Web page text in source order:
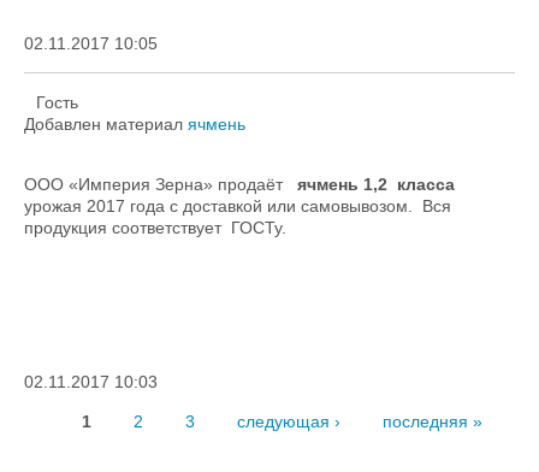
02.11.2017 10:05
Гость
Добавлен материал ячмень
ООО «Империя Зерна» продаёт ячмень 1,2 класса
урожая 2017 года с доставкой или самовывозом. Вся
продукция соответствует ГОСТу.
02.11.2017 10:03
1 2 3 следующая › последняя »